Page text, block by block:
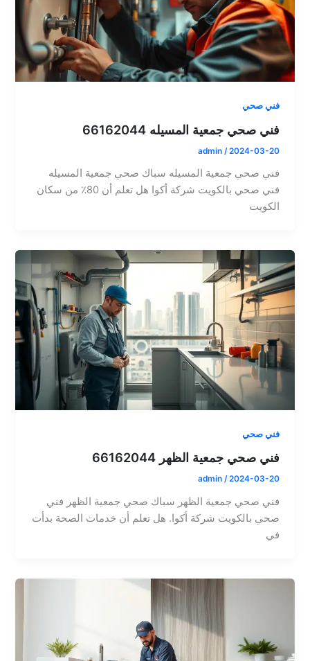
فني صحي
فني صحي جمعية المسيله 66162044
admin /2024-03-20
فني صحي جمعية المسيله سباك صحي جمعية المسيله
فني صحي بالكويت شركة أكوا هل تعلم أن 80٪ من سكان
الكويت
فني صحي
فني صحي جمعية الظهر 66162044
admin /2024-03-20
فني صحي جمعية الظهر سباك صحي جمعية الظهر فني
صحي بالكويت شركة أكوا. هل تعلم أن خدمات الصحة بدأت
في